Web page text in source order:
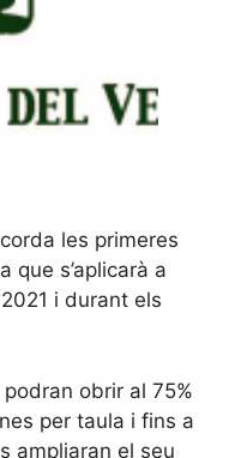
les primeres
que s’aplicarà a
i durant els
obrir al 75%
per taula i fins a
ampliaran el seu